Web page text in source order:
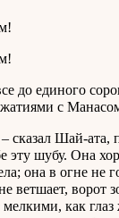
до единого
с
Шай-ата,
эту шубу. Она
она в огне не
ветшает, ворот
как